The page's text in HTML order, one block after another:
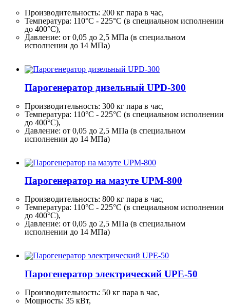
Производительность: 200 кг пара в час,
Температура: 110°C - 225°C (в специальном исполнении
до 400°C),
Давление: от 0,05 до 2,5 МПа (в специальном
исполнении до 14 МПа)
Парогенератор дизельный UPD-300
Производительность: 300 кг пара в час,
Температура: 110°C - 225°C (в специальном исполнении
до 400°C),
Давление: от 0,05 до 2,5 МПа (в специальном
исполнении до 14 МПа)
Парогенератор на мазуте UPM-800
Производительность: 800 кг пара в час,
Температура: 110°C - 225°C (в специальном исполнении
до 400°C),
Давление: от 0,05 до 2,5 МПа (в специальном
исполнении до 14 МПа)
Парогенератор электрический UPE-50
Производительность: 50 кг пара в час,
Мощность: 35 кВт,